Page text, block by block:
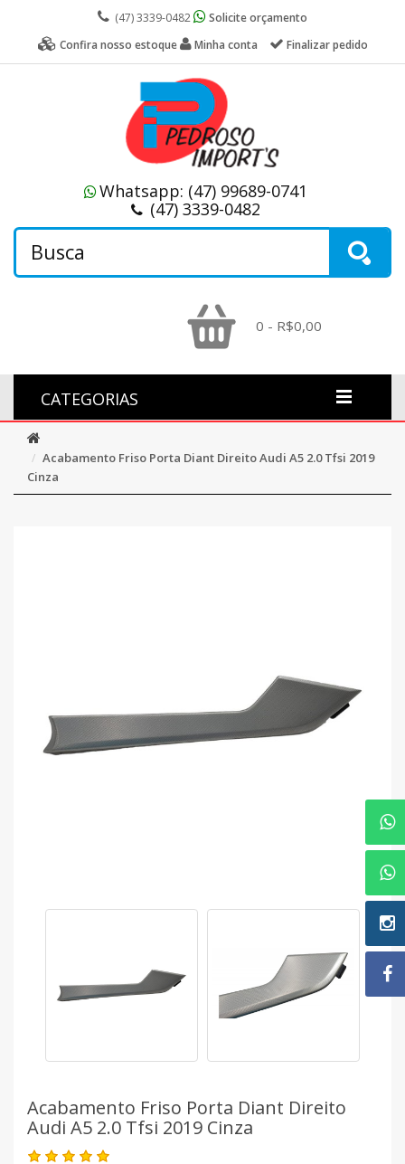
(47) 3339-0482
Solicite orçamento
Confira nosso estoque
Minha conta Finalizar pedido
Whatsapp: (47) 99689-0741
(47) 3339-0482
0 - R$0,00
CATEGORIAS
Acabamento Friso Porta Diant Direito Audi A5 2.0 Tfsi 2019
Cinza
Acabamento Friso Porta Diant Direito
Audi A5 2.0 Tfsi 2019 Cinza